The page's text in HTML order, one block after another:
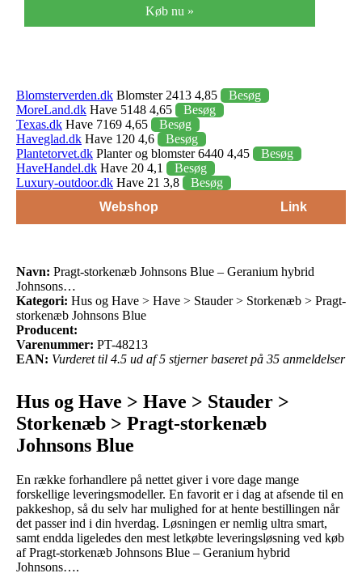
Køb nu »
Blomsterverden.dk Blomster 2413 4,85
Besøg
MoreLand.dk Have 5148 4,65
Besøg
Texas.dk Have 7169 4,65
Besøg
Haveglad.dk Have 120 4,6
Besøg
Plantetorvet.dk Planter og blomster 6440 4,45
Besøg
HaveHandel.dk Have 20 4,1
Besøg
Luxury-outdoor.dk Have 21 3,8
Besøg
Webshop
Link
Navn: Pragt-storkenæb Johnsons Blue – Geranium hybrid
Johnsons…
Kategori: Hus og Have > Have > Stauder > Storkenæb > Pragt-
storkenæb Johnsons Blue
Producent:
Varenummer: PT-48213
EAN: Vurderet til 4.5 ud af 5 stjerner baseret på 35 anmeldelser
Hus og Have > Have > Stauder >
Storkenæb > Pragt-storkenæb
Johnsons Blue
En række forhandlere på nettet giver i vore dage mange
forskellige leveringsmodeller. En favorit er i dag at afsende til en
pakkeshop, så du selv har mulighed for at hente bestillingen når
det passer ind i din hverdag. Løsningen er nemlig ultra smart,
samt endda ligeledes den mest letkøbte leveringsløsning ved køb
af Pragt-storkenæb Johnsons Blue – Geranium hybrid
Johnsons….